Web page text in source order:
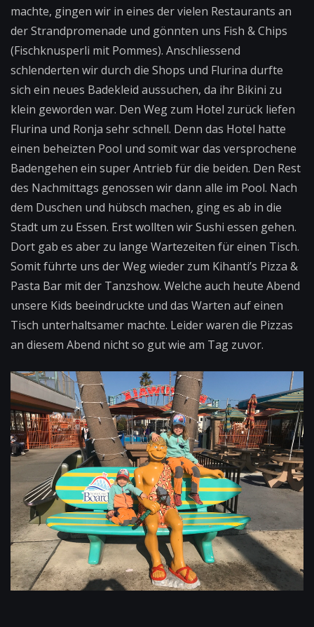
machte, gingen wir in eines der vielen Restaurants an
der Strandpromenade und gönnten uns Fish & Chips
(Fischknusperli mit Pommes). Anschliessend
schlenderten wir durch die Shops und Flurina durfte
sich ein neues Badekleid aussuchen, da ihr Bikini zu
klein geworden war. Den Weg zum Hotel zurück liefen
Flurina und Ronja sehr schnell. Denn das Hotel hatte
einen beheizten Pool und somit war das versprochene
Badengehen ein super Antrieb für die beiden. Den Rest
des Nachmittags genossen wir dann alle im Pool. Nach
dem Duschen und hübsch machen, ging es ab in die
Stadt um zu Essen. Erst wollten wir Sushi essen gehen.
Dort gab es aber zu lange Wartezeiten für einen Tisch.
Somit führte uns der Weg wieder zum Kihanti’s Pizza &
Pasta Bar mit der Tanzshow. Welche auch heute Abend
unsere Kids beeindruckte und das Warten auf einen
Tisch unterhaltsamer machte. Leider waren die Pizzas
an diesem Abend nicht so gut wie am Tag zuvor.